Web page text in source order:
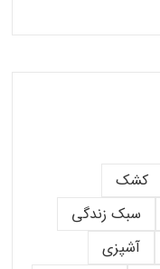
کشک
سبک زندگی
آشپزی